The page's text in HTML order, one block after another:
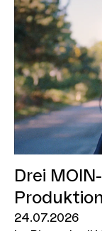
Drei
24.07.2026